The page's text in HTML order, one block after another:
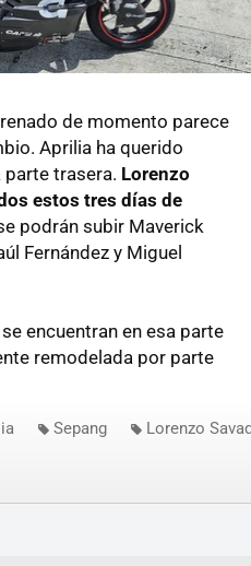
de momento parece
Aprilia ha querido
parte trasera. Lorenzo
estos tres días de
podrán subir Maverick
Fernández y Miguel
encuentran en esa parte
remodelada por parte
Sepang Lorenzo